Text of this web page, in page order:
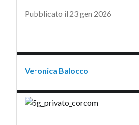
Pubblicato il 23 gen 2026
Veronica Balocco